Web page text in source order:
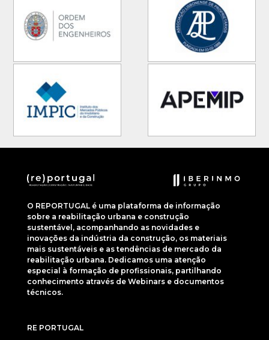
O REPORTUGAL é uma plataforma de informação
sobre a reabilitação urbana e construção
sustentável, acompanhando as novidades e
inovações da indústria da construção, os materiais
mais sustentáveis e as tendências de mercado da
reabilitação urbana. Dedicamos uma atenção
especial à formação de profissionais, partilhando
conhecimento através de Webinars e documentos
técnicos.
RE PORTUGAL